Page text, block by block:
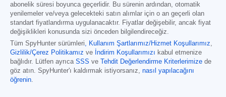
abonelik süresi boyunca geçerlidir. Bu sürenin ardından, otomatik
yenilemeler ve/veya gelecekteki satın alımlar için o an geçerli olan
standart fiyatlandırma uygulanacaktır. Fiyatlar değişebilir, ancak fiyat
değişiklikleri konusunda sizi önceden bilgilendireceğiz.
Tüm SpyHunter sürümleri
Kullanım Şartlarımız/Hizmet Koşullarımız
Gizlilik/Çerez Politikamız ve İndirim Koşullarımızı kabul etmenize
bağlıdır. Lütfen ayrıca SSS ve Tehdit Değerlendirme Kriterlerimize de
göz atın. SpyHunter'ı kaldırmak istiyorsanız, nasıl yapılacağını
öğrenin